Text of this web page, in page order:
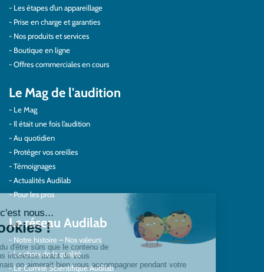
Les étapes d’un appareillage
Prise en charge et garanties
Nos produits et services
Boutique en ligne
Offres commerciales en cours
Le Mag de l'audition
Le Mag
Il était une fois l’audition
Au quotidien
Protéger vos oreilles
Témoignages
Actualités Audilab
Pour les pros
Le réseau Audilab
Notre histoire – Nos valeurs
Le choix de la qualité
Le Comité Scientifique Audilab